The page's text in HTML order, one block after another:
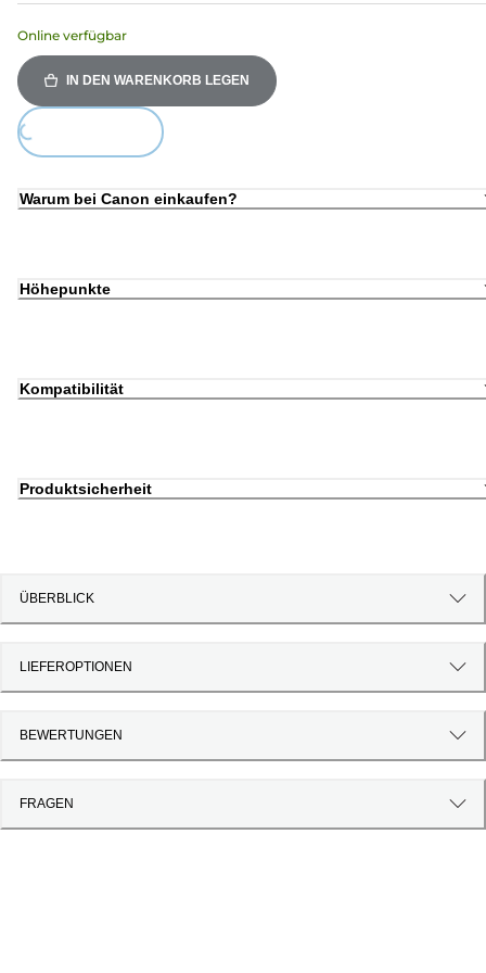
Online verfügbar
IN DEN WARENKORB LEGEN
Warum bei Canon einkaufen?
Höhepunkte
Kompatibilität
Produktsicherheit
ÜBERBLICK
LIEFEROPTIONEN
BEWERTUNGEN
FRAGEN